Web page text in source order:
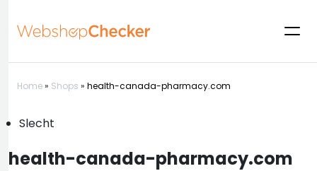
Home» Shops » health-canada-pharmacy.com
Slecht
health-canada-pharmacy.com